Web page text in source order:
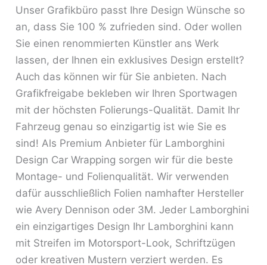
Unser Grafikbüro passt Ihre Design Wünsche so
an, dass Sie 100 % zufrieden sind. Oder wollen
Sie einen renommierten Künstler ans Werk
lassen, der Ihnen ein exklusives Design erstellt?
Auch das können wir für Sie anbieten. Nach
Grafikfreigabe bekleben wir Ihren Sportwagen
mit der höchsten Folierungs-Qualität. Damit Ihr
Fahrzeug genau so einzigartig ist wie Sie es
sind! Als Premium Anbieter für Lamborghini
Design Car Wrapping sorgen wir für die beste
Montage- und Folienqualität. Wir verwenden
dafür ausschließlich Folien namhafter Hersteller
wie Avery Dennison oder 3M. Jeder Lamborghini
ein einzigartiges Design Ihr Lamborghini kann
mit Streifen im Motorsport-Look, Schriftzügen
oder kreativen Mustern verziert werden. Es